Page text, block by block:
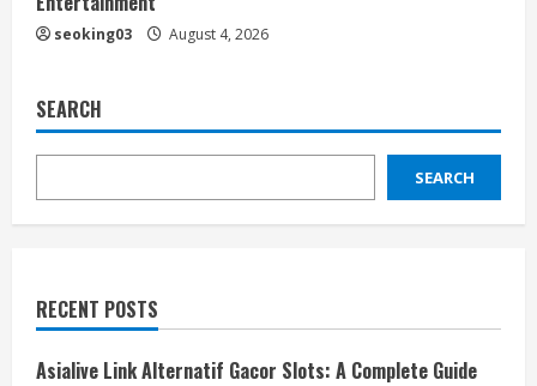
seoking03 August 4, 2026
SEARCH
SEARCH
RECENT POSTS
Asialive Link Alternatif Gacor Slots: A Complete Guide